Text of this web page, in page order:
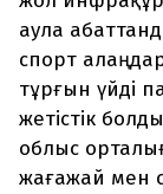
аула
спорт
тұрғын үйді
жетістік
облыс
жағажай мен